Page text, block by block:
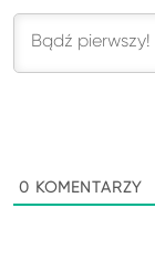
0 KOMENTARZY